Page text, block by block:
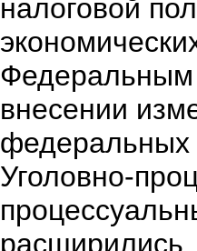
налоговой
внесении
федеральных
Уголовно-